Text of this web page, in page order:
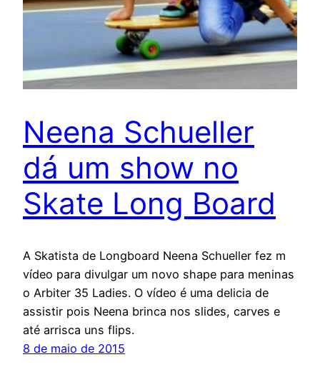
Neena Schueller
dá um show no
Skate Long Board
A Skatista de Longboard Neena Schueller fez m
vídeo para divulgar um novo shape para meninas
o Arbiter 35 Ladies. O vídeo é uma delicia de
assistir pois Neena brinca nos slides, carves e
até arrisca uns flips.
8 de maio de 2015